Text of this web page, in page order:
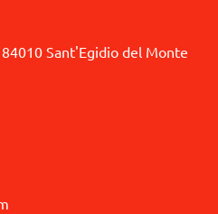
Sant'Egidio del Monte